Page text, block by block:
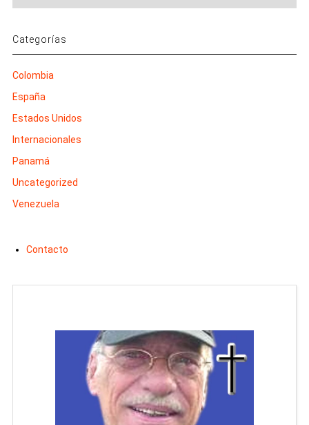
Categorías
Colombia
España
Estados Unidos
Internacionales
Panamá
Uncategorized
Venezuela
Contacto